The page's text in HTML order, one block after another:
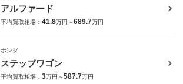
アルファード
平均買取相場： 41.8万円～689.7万円
ホンダ
ステップワゴン
平均買取相場： 3万円～587.7万円